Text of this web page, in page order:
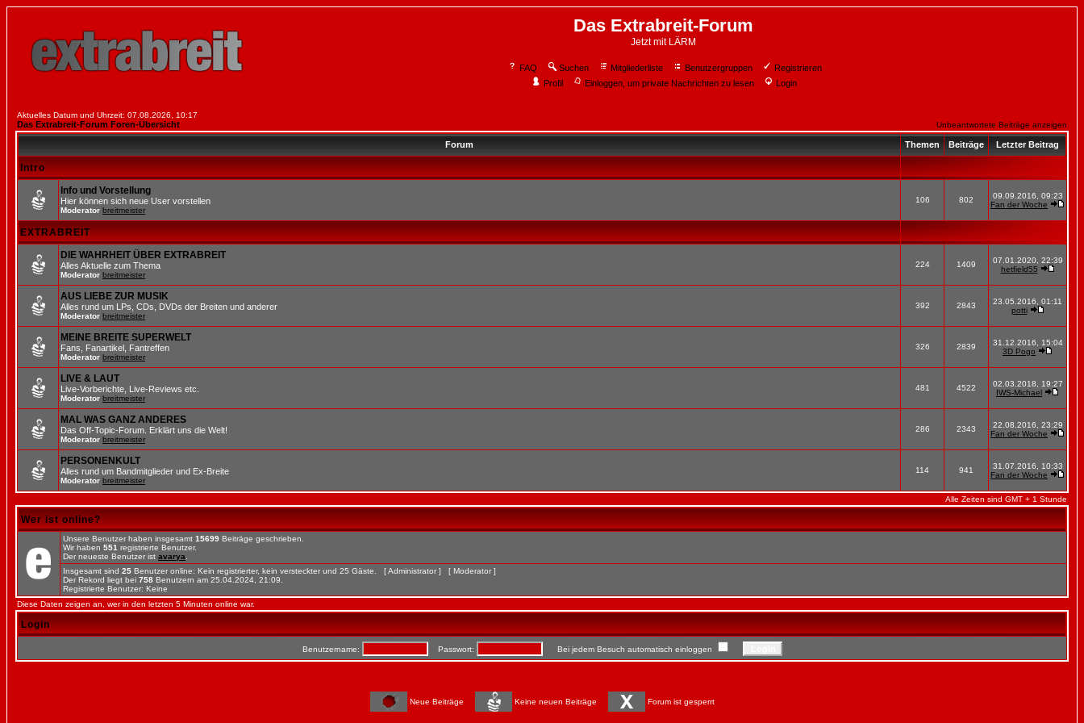
Das Extrabreit-Forum
Jetzt mit LÄRM
FAQ Suchen Mitgliederliste Benutzergruppen
Registrieren
Profil
Einloggen, um private Nachrichten zu lesen Login
Aktuelles Datum und Uhrzeit: 07.08.2026, 10:17
Das Extrabreit-Forum Foren-Übersicht Unbeantwortete Beiträge anzeigen
Forum Themen Beiträge Letzter Beitrag
Intro
Info und Vorstellung
Hier können sich neue User vorstellen
Moderator breitmeister
106 802
09.09.2016, 09:23
Fan der Woche
EXTRABREIT
DIE WAHRHEIT ÜBER EXTRABREIT
Alles Aktuelle zum Thema
Moderator breitmeister
224 1409
07.01.2020, 22:39
hetfield55
AUS LIEBE ZUR MUSIK
Alles rund um LPs, CDs, DVDs der Breiten und anderer
Moderator breitmeister
392 2843
23.05.2016, 01:11
potti
MEINE BREITE SUPERWELT
Fans, Fanartikel, Fantreffen
Moderator breitmeister
326 2839
31.12.2016, 15:04
3D Pogo
LIVE & LAUT
Live-Vorberichte, Live-Reviews etc.
Moderator breitmeister
481 4522
02.03.2018, 19:27
IWS-Michael
MAL WAS GANZ ANDERES
Das Off-Topic-Forum. Erklärt uns die Welt!
Moderator breitmeister
286 2343
22.08.2016, 23:29
Fan der Woche
PERSONENKULT
Alles rund um Bandmitglieder und Ex-Breite
Moderator breitmeister
114 941
31.07.2016, 10:33
Fan der Woche
Alle Zeiten sind GMT + 1 Stunde
Wer ist online?
Unsere Benutzer haben insgesamt 15699 Beiträge geschrieben.
Wir haben 551 registrierte Benutzer.
Der neueste Benutzer ist avarya
Insgesamt sind 25 Benutzer online: Kein registrierter, kein versteckter und 25 Gäste. [Administrator ] [ Moderator ]
Der Rekord liegt bei 758 Benutzern am 25.04.2024, 21:09.
Registrierte Benutzer: Keine
Diese Daten zeigen an, wer in den letzten 5 Minuten online war.
Login
Benutzername: Passwort: Bei jedem Besuch automatisch einloggen
Neue Beiträge Keine neuen Beiträge Forum ist gesperrt